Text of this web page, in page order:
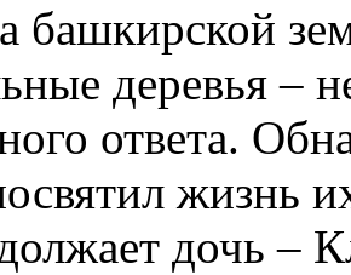
башкирской
деревья –
ответа.
жизнь
дочь –